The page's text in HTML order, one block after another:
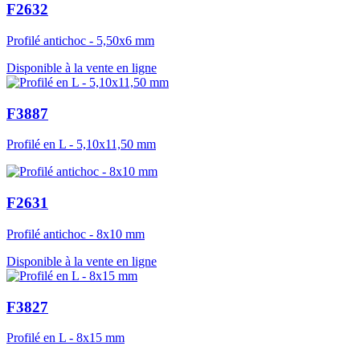
F2632
Profilé antichoc - 5,50x6 mm
Disponible à la vente en ligne
F3887
Profilé en L - 5,10x11,50 mm
F2631
Profilé antichoc - 8x10 mm
Disponible à la vente en ligne
F3827
Profilé en L - 8x15 mm